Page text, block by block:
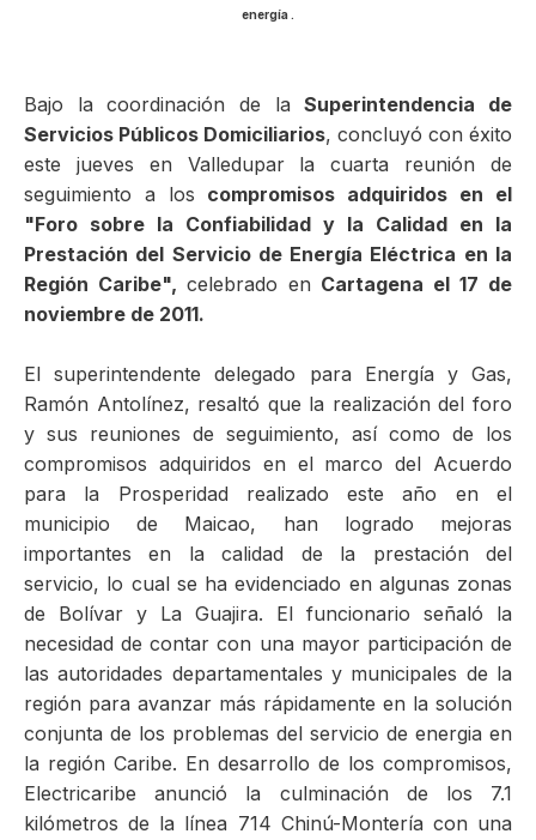
energía .
Bajo la coordinación de laSuperintendencia de
Servicios Públicos Domiciliarios, concluyó con éxito
este jueves en Valledupar la cuarta reunión de
seguimiento a los compromisos adquiridos en el
"Foro sobre la Confiabilidad y la Calidad en la
Prestación del Servicio de Energía Eléctrica en la
Región Caribe", celebrado en Cartagena el 17 de
noviembre de 2011.
El superintendente delegado para Energía y Gas,
Ramón Antolínez, resaltó que la realización del foro
y sus reuniones de seguimiento, así como de los
compromisos adquiridos en el marco del Acuerdo
para la Prosperidad realizado este año en el
municipio de Maicao, han logrado mejoras
importantes en la calidad de la prestación del
servicio, lo cual se ha evidenciado en algunas zonas
de Bolívar y La Guajira. El funcionario señaló la
necesidad de contar con una mayor participación de
las autoridades departamentales y municipales de la
región para avanzar más rápidamente en la solución
conjunta de los problemas del servicio de energia en
la región Caribe. En desarrollo de los compromisos,
Electricaribe anunció la culminación de los 7.1
kilómetros de la línea 714 Chinú-Montería con una